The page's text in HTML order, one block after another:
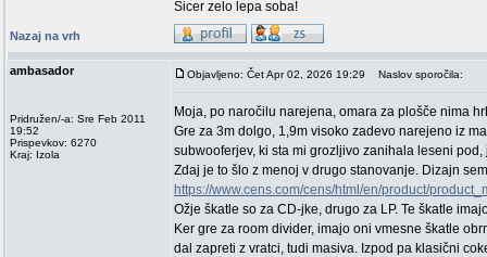
Sicer zelo lepa soba!
Nazaj na vrh
ambasador
Pridružen/-a: Sre Feb 2011
19:52
Prispevkov: 6270
Kraj: Izola
Objavljeno: Čet Apr 02, 2026 19:29 Naslov sporočila:
Moja, po naročilu narejena, omara za plošče nima
Gre za 3m dolgo, 1,9m visoko zadevo narejeno iz
subwooferjev, ki sta mi grozljivo zanihala leseni
Zdaj je to šlo z menoj v drugo stanovanje. Dizajn
https://www.cens.com/cens/html/en/product/
Ožje škatle so za CD-jke, drugo za LP. Te škatle
Ker gre za room divider, imajo oni vmesne škatle
dal zapreti z vratci, tudi masiva. Izpod pa klasični